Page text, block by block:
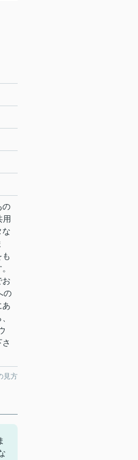
の
用
な
お
の
あ
見方